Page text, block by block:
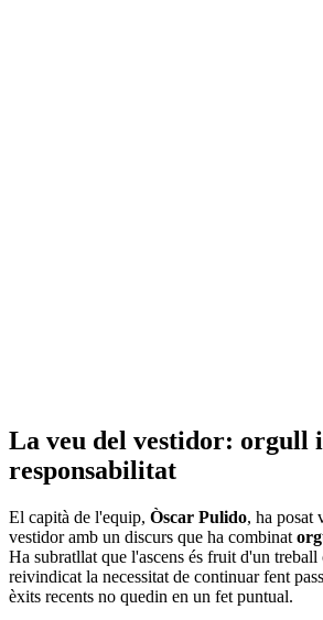
La veu del vestidor: orgull i
responsabilitat
El capità de l'equip, Òscar Pulido, ha posat
vestidor amb un discurs que ha combinat
Ha subratllat que l'ascens és fruit d'un treball
reivindicat la necessitat de continuar fent
èxits recents no quedin en un fet puntual.